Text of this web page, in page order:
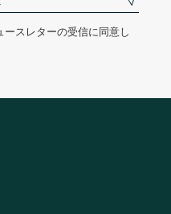
スレターの受信に同意し